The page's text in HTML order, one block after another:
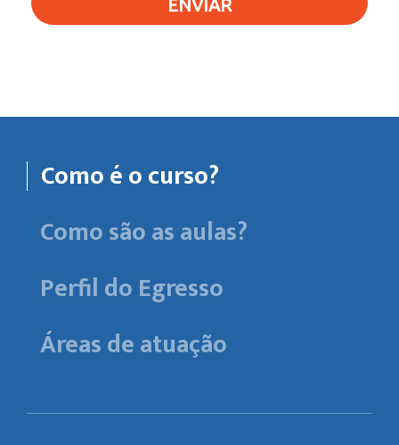
ENVIAR
Como é o curso?
Como são as aulas?
Perfil do Egresso
Áreas de atuação